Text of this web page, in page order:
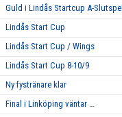
Guld i Lindås Startcup A-Slutspel
Lindås Start Cup
Lindås Start Cup / Wings
Lindås Start Cup 8-10/9
Ny fystränare klar
Final i Linköping väntar …